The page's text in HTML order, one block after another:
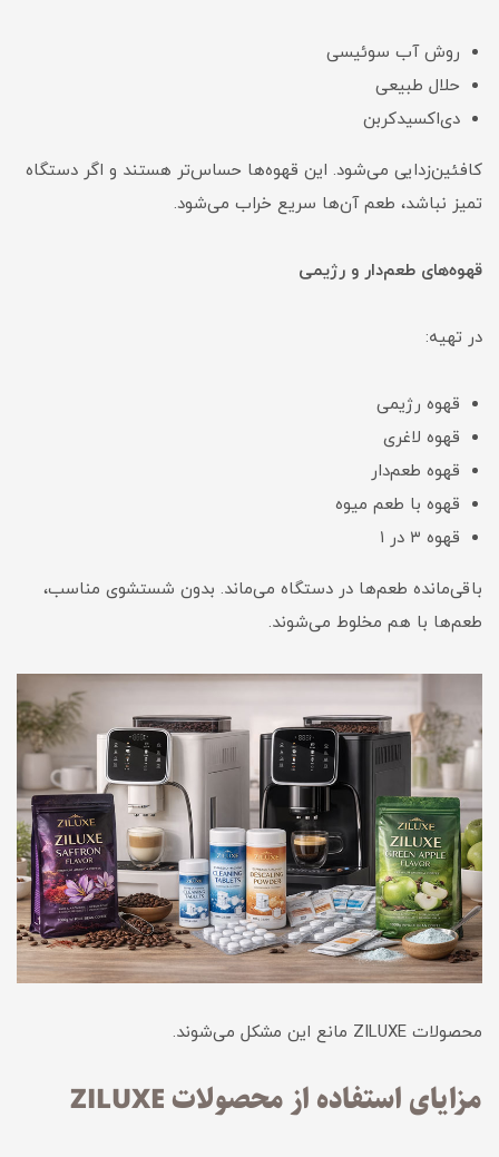
روش آب سوئیسی
حلال طبیعی
دی‌اکسیدکربن
کافئین‌زدایی می‌شود. این قهوه‌ها حساس‌تر هستند و اگر دستگاه
تمیز نباشد، طعم آن‌ها سریع خراب می‌شود.
قهوه‌های طعم‌دار و رژیمی
در تهیه:
قهوه رژیمی
قهوه لاغری
قهوه طعم‌دار
قهوه با طعم میوه
قهوه ۳ در ۱
باقی‌مانده طعم‌ها در دستگاه می‌ماند. بدون شستشوی مناسب،
طعم‌ها با هم مخلوط می‌شوند.
محصولات ZILUXE مانع این مشکل می‌شوند.
مزایای استفاده از محصولات ZILUXE